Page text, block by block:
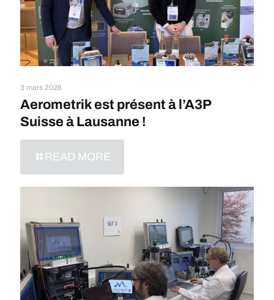
3 mars 2026
Aerometrik est présent à l’A3P
Suisse à Lausanne !
READ MORE